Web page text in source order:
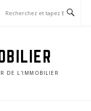
DE L'IMMOBILIER